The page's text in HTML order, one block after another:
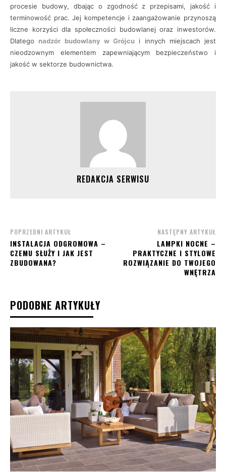
procesie budowy, dbając o zgodność z przepisami, jakość i
terminowość prac. Jej kompetencje i zaangażowanie przynoszą
liczne korzyści dla społeczności budowlanej oraz inwestorów.
Dlatego nadzór budowlany w Grójcu i innych miejscach jest
nieodzownym elementem zapewniającym bezpieczeństwo i
jakość w sektorze budownictwa.
REDAKCJA SERWISU
POPRZEDNI ARTYKUŁ
INSTALACJA ODGROMOWA –
CZEMU SŁUŻY I JAK JEST
ZBUDOWANA?
NASTĘPNY ARTYKUŁ
LAMPKI NOCNE –
PRAKTYCZNE I STYLOWE
ROZWIĄZANIE DO TWOJEGO
WNĘTRZA
PODOBNE ARTYKUŁY